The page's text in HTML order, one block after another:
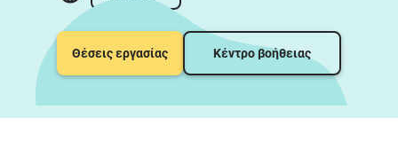
Θέσεις εργασίας Κέντρο βοήθειας